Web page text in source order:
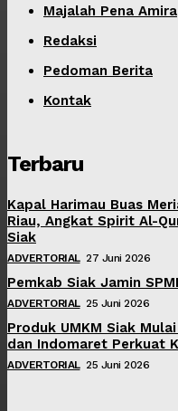
Majalah Pena Amira
Redaksi
Pedoman Berita
Kontak
Terbaru
Kapal Harimau Buas
Riau, Angkat Spirit Al-
Siak
ADVERTORIAL 27 Juni 2026
Pemkab Siak Jamin
ADVERTORIAL 25 Juni 2026
Produk UMKM Siak
dan Indomaret Perkuat
ADVERTORIAL 25 Juni 2026